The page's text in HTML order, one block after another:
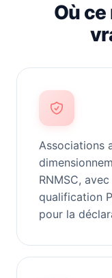
Où
Associations
RNMSC,
qualification
pour la